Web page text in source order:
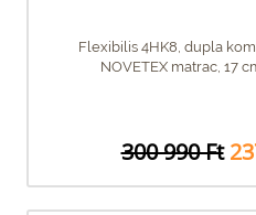
Flexibilis 4HK8, dupla
NOVETEX matrac, 17
300 990 Ft